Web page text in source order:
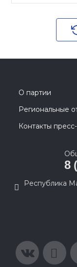
О партии
Региональные
Контакты
8
Республика